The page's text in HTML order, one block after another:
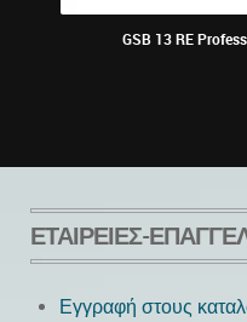
GSB 13 RE
ΕΤΑΙΡΕΊΕΣ-
Εγγραφή στους